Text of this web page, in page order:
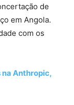
de
em Angola.
com os
Anthropic,